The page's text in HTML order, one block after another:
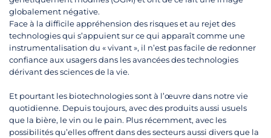
globalement négative.
Face à la difficile appréhension des risques et au rejet des
technologies qui s’appuient sur ce qui apparaît comme une
instrumentalisation du « vivant », il n’est pas facile de redonner
confiance aux usagers dans les avancées des technologies
dérivant des sciences de la vie.
Et pourtant les biotechnologies sont à l’œuvre dans notre vie
quotidienne. Depuis toujours, avec des produits aussi usuels
que la bière, le vin ou le pain. Plus récemment, avec les
possibilités qu’elles offrent dans des secteurs aussi divers que la